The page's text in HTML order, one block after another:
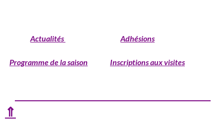
Actualités Adhésions
Programme de la saison Inscriptions aux visites
⇑